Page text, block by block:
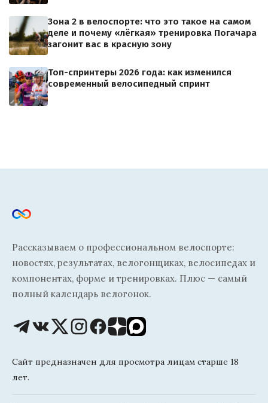
Зона 2 в велоспорте: что это такое на самом
деле и почему «лёгкая» тренировка Погачара
загонит вас в красную зону
Топ-спринтеры 2026 года: как изменился
современный велосипедный спринт
Рассказываем о профессиональном велоспорте:
новостях, результатах, велогонщиках, велосипедах и
компонентах, форме и тренировках. Плюс — самый
полный календарь велогонок.
Сайт предназначен для просмотра лицам старше 18
лет.